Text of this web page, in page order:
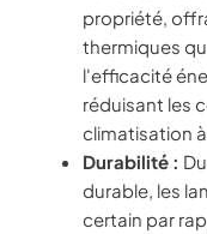
propriété,
thermiques
l'efficacité
réduisant les
climatisation
Durabilité :
durable, les
certain par